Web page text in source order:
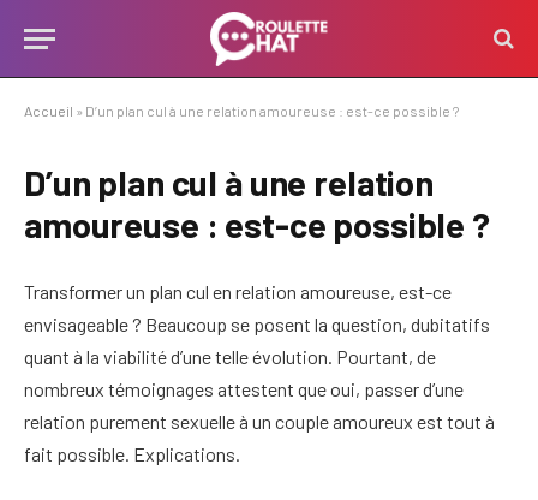
Accueil » D’un plan cul à une relation amoureuse : est-ce possible ?
D’un plan cul à une relation
amoureuse : est-ce possible ?
Transformer un plan cul en relation amoureuse, est-ce
envisageable ? Beaucoup se posent la question, dubitatifs
quant à la viabilité d’une telle évolution. Pourtant, de
nombreux témoignages attestent que oui, passer d’une
relation purement sexuelle à un couple amoureux est tout à
fait possible. Explications.